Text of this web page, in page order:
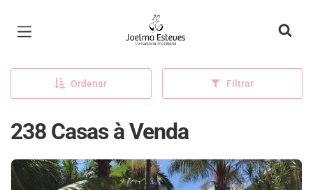
Página inicial
Ordenar Filtrar
238 Casas à Venda